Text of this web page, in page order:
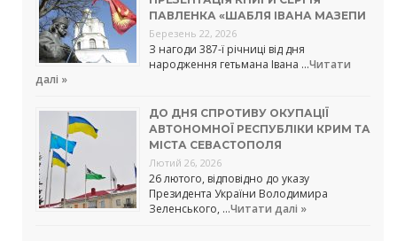
ПАВЛЕНКА «ШАБЛЯ ІВАНА МАЗЕПИ
Березень 22, 2026
З нагоди 387-ї річниці від дня
народження гетьмана Івана …Читати
далі »
ДО ДНЯ СПРОТИВУ ОКУПАЦІЇ
АВТОНОМНОЇ РЕСПУБЛІКИ КРИМ ТА
МІСТА СЕВАСТОПОЛЯ
Лютий 26, 2026
26 лютого, відповідно до указу
Президента України Володимира
Зеленського, …Читати далі »